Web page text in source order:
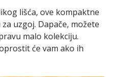
lišća, ove kompaktne
uzgoj. Dapače, možete
malo kolekciju.
će vam ako ih